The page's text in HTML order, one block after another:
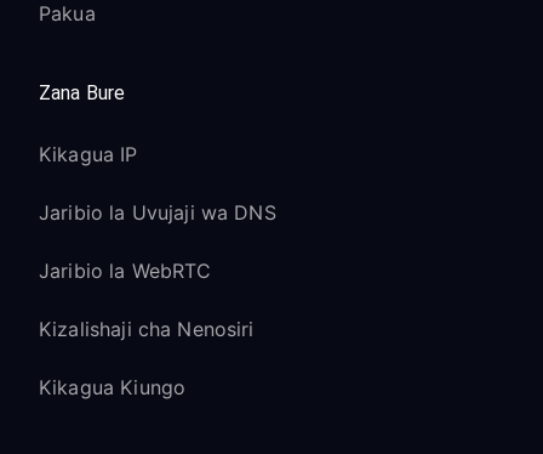
Pakua
Zana Bure
Kikagua IP
Jaribio la Uvujaji wa DNS
Jaribio la WebRTC
Kizalishaji cha Nenosiri
Kikagua Kiungo